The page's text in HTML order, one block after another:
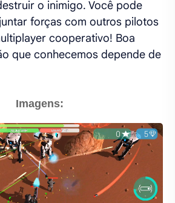
o inimigo. Você pode
forças com outros pilotos
cooperativo! Boa
que conhecemos depende de
Imagens: